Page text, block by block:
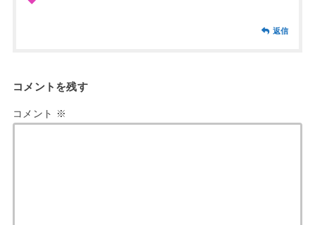
返信
コメントを残す
コメント ※